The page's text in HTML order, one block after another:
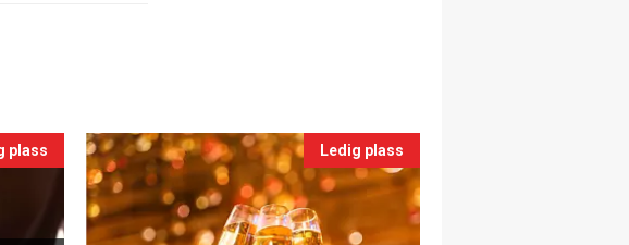
plass Ledig plass